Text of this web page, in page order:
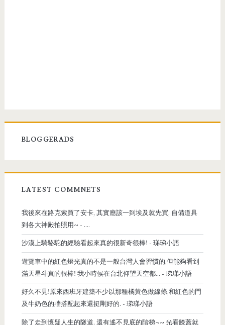
BLOGGERADS
LATEST COMMNETS
我後來在路克索買了安卡, 其實應該一到埃及就先買, 自備道具
到各大神殿拍照用~ - ....
沙漠上騎駱駝的經驗看起來真的很新奇很棒! - 珶珶小語
遊覽車中的紅色燈光真的不是一般台灣人會習慣的,但能夠看到
滿天星斗真的很棒! 我小時候在台北仰望天空都... - 珶珶小語
好久不見!原來西班牙建築不少以那種橘黃色做線條,和紅色的門
及牛奶色的牆搭配起來還挺剛好的. - 珶珶小語
除了走到懷疑人生的隧道, 還有遙不見底的階梯~~ 光看膝蓋就